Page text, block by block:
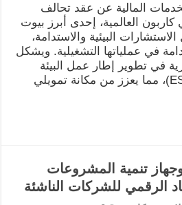
المالية عن عقد تحالف
العالمية، إحدى أبرز بيوت
البيئية والاستدامة،
في عملياتها التشغيلية. ويشكل
في تطوير إطار عمل البيئة
والمجتمع والحوكمة (ESG)، مما يعزز من مكانة تمويلي
تنمية المشروعات
الرقمي للشركات الناشئة